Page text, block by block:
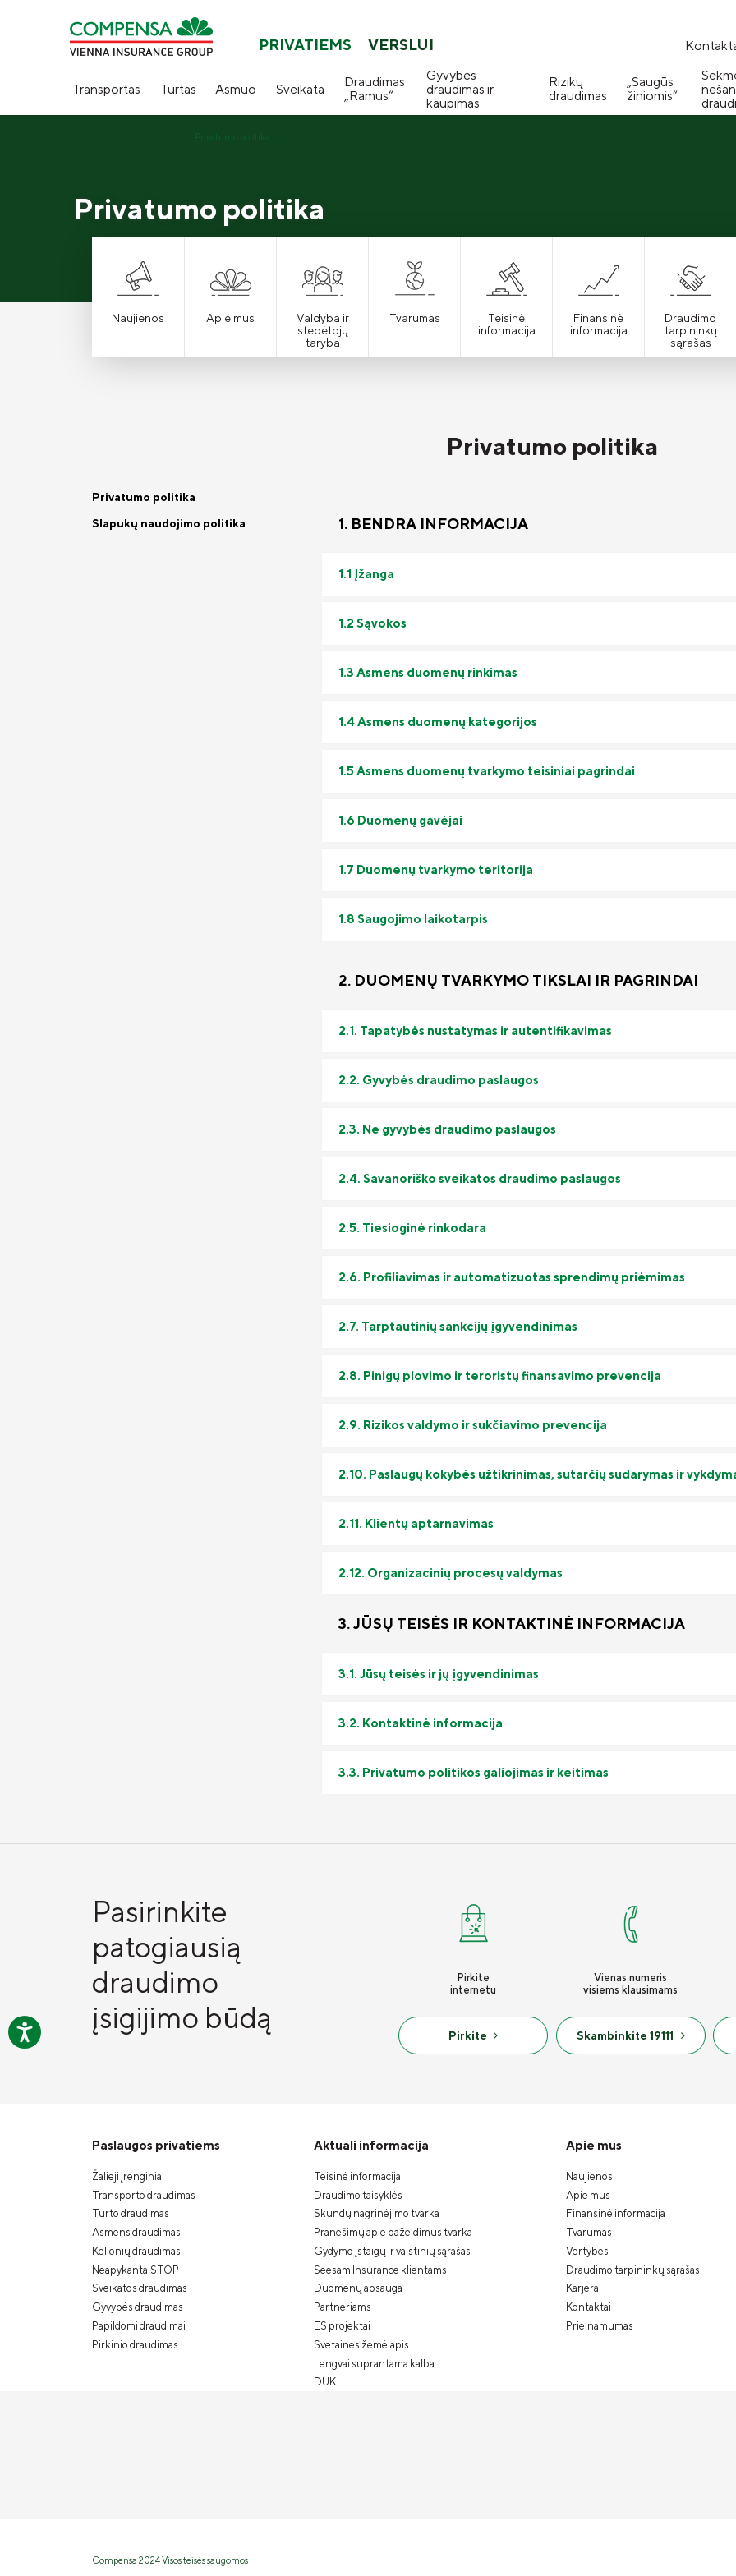
PRIVATIEMS VERSLUI
Transportas Turtas Asmuo Sveikata
Draudimas
„Ramus“
Gyvybės
draudimas ir
kaupimas
Rizikų
draudimas
„Saugūs
žiniomis“
Privatumo politika
Privatumo politika
Naujienos Apie mus
Valdyba ir
stebėtojų
taryba
Tvarumas
Teisinė
informacija
Finansinė
informacija
Draudimo
tarpininkų
sąrašas
Privatumo politika
Privatumo politika
Slapukų naudojimo politika
1. BENDRA INFORMACIJA
1.1 Įžanga
1.2 Sąvokos
1.3 Asmens duomenų rinkimas
1.4 Asmens duomenų kategorijos
1.5 Asmens duomenų tvarkymo teisiniai pagrindai
1.6 Duomenų gavėjai
1.7 Duomenų tvarkymo teritorija
1.8 Saugojimo laikotarpis
2. DUOMENŲ TVARKYMO TIKSLAI IR PAGRINDAI
2.1. Tapatybės nustatymas ir autentifikavimas
2.2. Gyvybės draudimo paslaugos
2.3. Ne gyvybės draudimo paslaugos
2.4. Savanoriško sveikatos draudimo paslaugos
2.5. Tiesioginė rinkodara
2.6. Profiliavimas ir automatizuotas sprendimų priėmimas
2.7. Tarptautinių sankcijų įgyvendinimas
2.8. Pinigų plovimo ir teroristų finansavimo prevencija
2.9. Rizikos valdymo ir sukčiavimo prevencija
2.10. Paslaugų kokybės užtikrinimas, sutarčių sudarymas ir
2.11. Klientų aptarnavimas
2.12. Organizacinių procesų valdymas
3. JŪSŲ TEISĖS IR KONTAKTINĖ INFORMACIJA
3.1. Jūsų teisės ir jų įgyvendinimas
3.2. Kontaktinė informacija
3.3. Privatumo politikos galiojimas ir keitimas
Pasirinkite
patogiausią
draudimo
įsigijimo būdą
Pirkite
internetu
Pirkite
Vienas numeris
visiems klausimams
Skambinkite 19111
Paslaugos privatiems
Žalieji įrenginiai
Transporto draudimas
Turto draudimas
Asmens draudimas
Kelionių draudimas
NeapykantaiSTOP
Sveikatos draudimas
Gyvybės draudimas
Papildomi draudimai
Pirkinio draudimas
Aktuali informacija
Teisinė informacija
Draudimo taisyklės
Skundų nagrinėjimo tvarka
Pranešimų apie pažeidimus tvarka
Gydymo įstaigų ir vaistinių sąrašas
Seesam Insurance klientams
Duomenų apsauga
Partneriams
ES projektai
Svetainės žemėlapis
Lengvai suprantama kalba
DUK
Apie mus
Naujienos
Apie mus
Finansinė informacija
Tvarumas
Vertybės
Draudimo tarpininkų sąrašas
Karjera
Kontaktai
Prieinamumas
Compensa 2024 Visos teisės saugomos